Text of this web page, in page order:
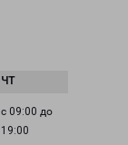
с 09:00 до
19:00